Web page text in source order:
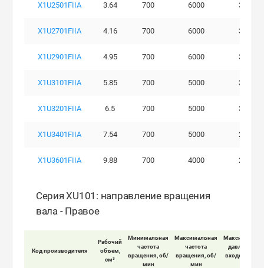
X1U2501FIIA 3.64 700 6000 300
X1U2701FIIA 4.16 700 6000 300
X1U2901FIIA 4.95 700 6000 300
X1U3101FIIA 5.85 700 5000 300
X1U3201FIIA 6.5 700 5000 300
X1U3401FIIA 7.54 700 5000 260
X1U3601FIIA 9.88 700 4000 230
Серия XU101: направление вращения
вала - Правое
Код производителя
Рабочий
объем,
см³
Минимальная
частота
вращения, об/
мин
Максимальная
частота
вращения, об/
мин
давление на
входе